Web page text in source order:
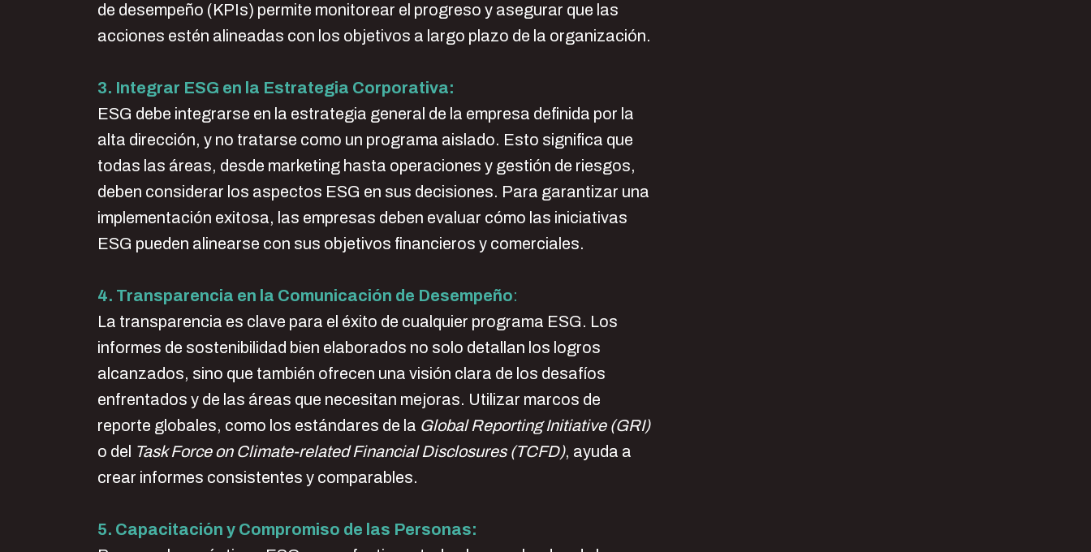
de desempeño (KPIs) permite monitorear el progreso y asegurar que las
acciones estén alineadas con los objetivos a largo plazo de la organización.
3. Integrar ESG en la Estrategia Corporativa:
ESG debe integrarse en la estrategia general de la empresa definida por la
alta dirección, y no tratarse como un programa aislado. Esto significa que
todas las áreas, desde marketing hasta operaciones y gestión de riesgos,
deben considerar los aspectos ESG en sus decisiones. Para garantizar una
implementación exitosa, las empresas deben evaluar cómo las iniciativas
ESG pueden alinearse con sus objetivos financieros y comerciales.
4. Transparencia en la Comunicación de Desempeño:
La transparencia es clave para el éxito de cualquier programa ESG. Los
informes de sostenibilidad bien elaborados no solo detallan los logros
alcanzados, sino que también ofrecen una visión clara de los desafíos
enfrentados y de las áreas que necesitan mejoras. Utilizar marcos de
reporte globales, como los estándares de la Global Reporting Initiative (GRI)
o del Task Force on Climate-related Financial Disclosures (TCFD), ayuda a
crear informes consistentes y comparables.
5. Capacitación y Compromiso de las Personas: